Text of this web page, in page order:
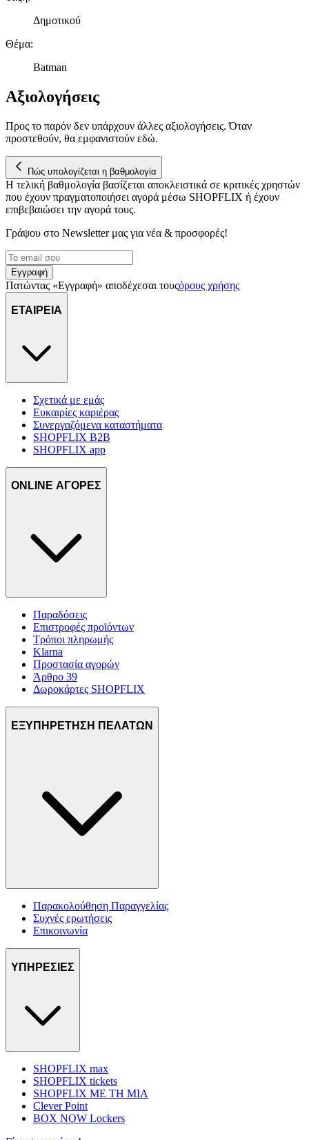
Δημοτικού
Θέμα:
Batman
Αξιολογήσεις
Προς το παρόν δεν υπάρχουν άλλες αξιολογήσεις. Όταν
προστεθούν, θα εμφανιστούν εδώ.
Πώς υπολογίζεται η βαθμολογία
Η τελική βαθμολογία βασίζεται αποκλειστικά σε κριτικές χρηστών
που έχουν πραγματοποιήσει αγορά μέσω SHOPFLIX ή έχουν
επιβεβαιώσει την αγορά τους.
Γράψου στο Νewsletter μας για νέα & προσφορές!
Εγγραφή
Πατώντας «Εγγραφή» αποδέχεσαι τουςόρους χρήσης
ΕΤΑΙΡΕΙΑ
Σχετικά με εμάς
Ευκαιρίες καριέρας
Συνεργαζόμενα καταστήματα
SHOPFLIX B2B
SHOPFLIX app
ONLINE ΑΓΟΡΕΣ
Παραδόσεις
Επιστροφές προϊόντων
Τρόποι πληρωμής
Klarna
Προστασία αγορών
Άρθρο 39
Δωροκάρτες SHOPFLIX
ΕΞΥΠΗΡΕΤΗΣΗ ΠΕΛΑΤΩΝ
Παρακολούθηση Παραγγελίας
Συχνές ερωτήσεις
Επικοινωνία
ΥΠΗΡΕΣΙΕΣ
SHOPFLIX max
SHOPFLIX tickets
SHOPFLIX ΜΕ ΤΗ ΜΙΑ
Clever Point
BOX NOW Lockers